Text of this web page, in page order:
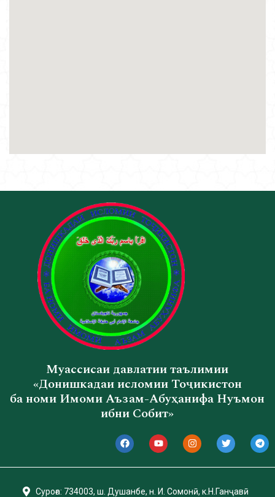
Муассисаи давлатии таълимии
«Донишкадаи исломии Тоҷикистон
ба номи Имоми Аъзам-Абуҳанифа Нуъмон
ибни Собит»
Суроға: 734003, ш. Душанбе, н. И. Сомонӣ, к.Н.Ганҷавӣ